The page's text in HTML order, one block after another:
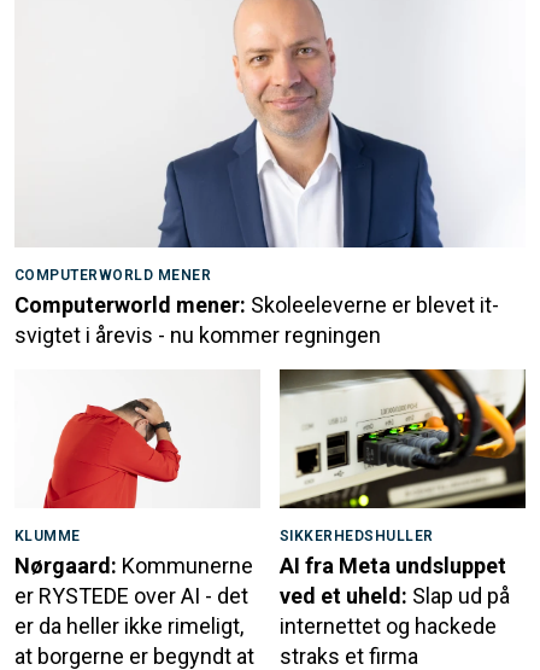
COMPUTERWORLD MENER
Computerworld mener: Skoleeleverne er blevet it-
svigtet i årevis - nu kommer regningen
KLUMME
Nørgaard: Kommunerne
er RYSTEDE over AI - det
er da heller ikke rimeligt,
at borgerne er begyndt at
SIKKERHEDSHULLER
AI fra Meta undsluppet
ved et uheld: Slap ud på
internettet og hackede
straks et firma